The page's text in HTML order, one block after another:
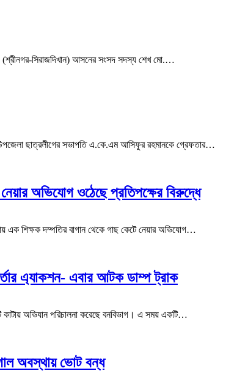
১ (শ্রীনগর-সিরাজদিখান) আসনের সংসদ সদস্য শেখ মো.…
উপজেলা ছাত্রলীগের সভাপতি এ.কে.এম আসিফুর রহমানকে গ্রেফতার…
অভিযোগ ওঠেছে প্রতিপক্ষের বিরুদ্ধে
এক শিক্ষক দম্পতির বাগান থেকে গাছ কেটে নেয়ার অভিযোগ…
এ্যাকশন- এবার আটক ডাম্প ট্রাক
কাটায় অভিযান পরিচালনা করেছে বনবিভাগ। এ সময় একটি…
অবস্থায় ভোট বন্ধ